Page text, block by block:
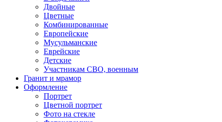
Двойные
Цветные
Комбинированные
Европейские
Мусульманские
Еврейские
Детские
Участникам СВО, военным
Гранит и мрамор
Оформление
Портрет
Цветной портрет
Фото на стекле